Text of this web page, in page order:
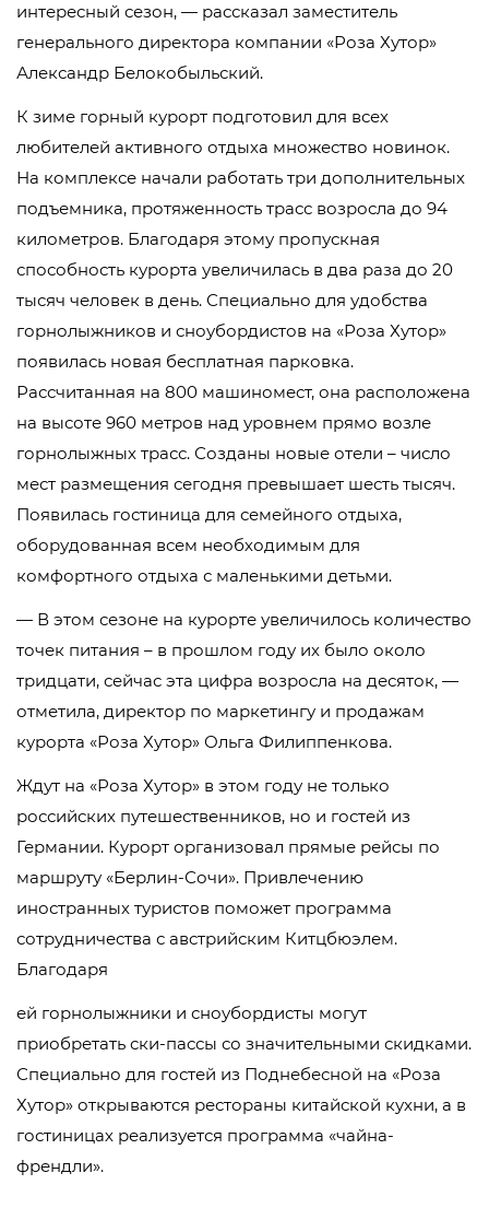
интересный сезон, — рассказал заместитель
генерального директора компании «Роза Хутор»
Александр Белокобыльский.
К зиме горный курорт подготовил для всех
любителей активного отдыха множество новинок.
На комплексе начали работать три дополнительных
подъемника, протяженность трасс возросла до 94
километров. Благодаря этому пропускная
способность курорта увеличилась в два раза до 20
тысяч человек в день. Специально для удобства
горнолыжников и сноубордистов на «Роза Хутор»
появилась новая бесплатная парковка.
Рассчитанная на 800 машиномест, она расположена
на высоте 960 метров над уровнем прямо возле
горнолыжных трасс. Созданы новые отели – число
мест размещения сегодня превышает шесть тысяч.
Появилась гостиница для семейного отдыха,
оборудованная всем необходимым для
комфортного отдыха с маленькими детьми.
— В этом сезоне на курорте увеличилось количество
точек питания – в прошлом году их было около
тридцати, сейчас эта цифра возросла на десяток, —
отметила, директор по маркетингу и продажам
курорта «Роза Хутор» Ольга Филиппенкова.
Ждут на «Роза Хутор» в этом году не только
российских путешественников, но и гостей из
Германии. Курорт организовал прямые рейсы по
маршруту «Берлин-Сочи». Привлечению
иностранных туристов поможет программа
сотрудничества с австрийским Китцбюэлем.
Благодаря
ей горнолыжники и сноубордисты могут
приобретать ски-пассы со значительными скидками.
Специально для гостей из Поднебесной на «Роза
Хутор» открываются рестораны китайской кухни, а в
гостиницах реализуется программа «чайна-
френдли».